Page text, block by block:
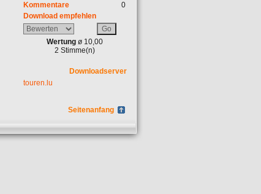
Kommentare
0
Download empfehlen
Wertungø 10,00
2 Stimme(n)
Downloadserver
touren.lu
Seitenanfang